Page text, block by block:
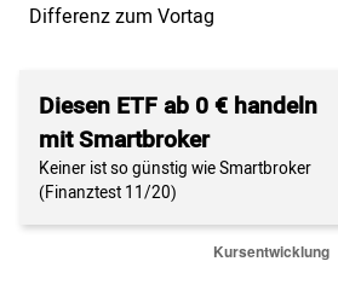
Differenz zum Vortag
Diesen ETF ab 0 € handeln
mit Smartbroker
Keiner ist so günstig wie Smartbroker
(Finanztest 11/20)